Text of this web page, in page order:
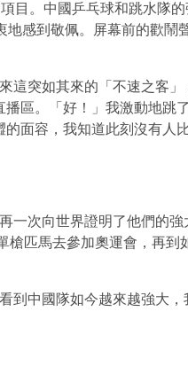
。中國乒乓球和跳水隊的
感到敬佩。屏幕前的歡鬧
突如其來的「不速之客」
區。「好！」我激動地跳
面容，我知道此刻沒有人
次向世界證明了他們的強
匹馬去參加奧運會，再到
中國隊如今越來越強大，